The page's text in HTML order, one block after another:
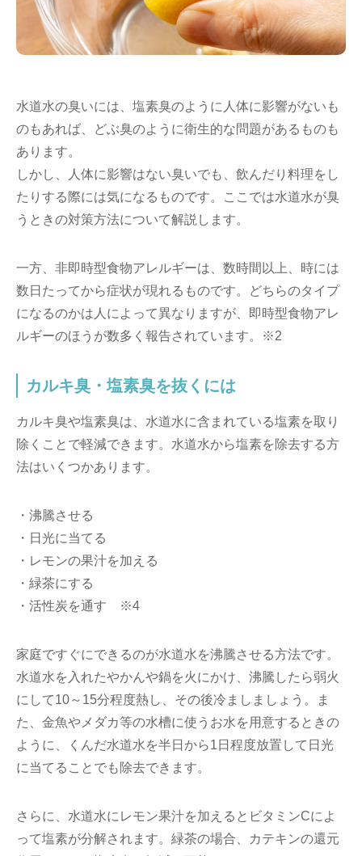
水道水の臭いには、塩素臭のように人体に影響がないも
のもあれば、どぶ臭のように衛生的な問題があるものも
あります。
しかし、人体に影響はない臭いでも、飲んだり料理をし
たりする際には気になるものです。ここでは水道水が臭
うときの対策方法について解説します。
一方、非即時型食物アレルギーは、数時間以上、時には
数日たってから症状が現れるものです。どちらのタイプ
になるのかは人によって異なりますが、即時型食物アレ
ルギーのほうが数多く報告されています。※2
カルキ臭・塩素臭を抜くには
カルキ臭や塩素臭は、水道水に含まれている塩素を取り
除くことで軽減できます。水道水から塩素を除去する方
法はいくつかあります。
・沸騰させる
・日光に当てる
・レモンの果汁を加える
・緑茶にする
・活性炭を通す ※4
家庭ですぐにできるのが水道水を沸騰させる方法です。
水道水を入れたやかんや鍋を火にかけ、沸騰したら弱火
にして10～15分程度熱し、その後冷ましましょう。ま
た、金魚やメダカ等の水槽に使うお水を用意するときの
ように、くんだ水道水を半日から1日程度放置して日光
に当てることでも除去できます。
さらに、水道水にレモン果汁を加えるとビタミンCによ
って塩素が分解されます。緑茶の場合、カテキンの還元